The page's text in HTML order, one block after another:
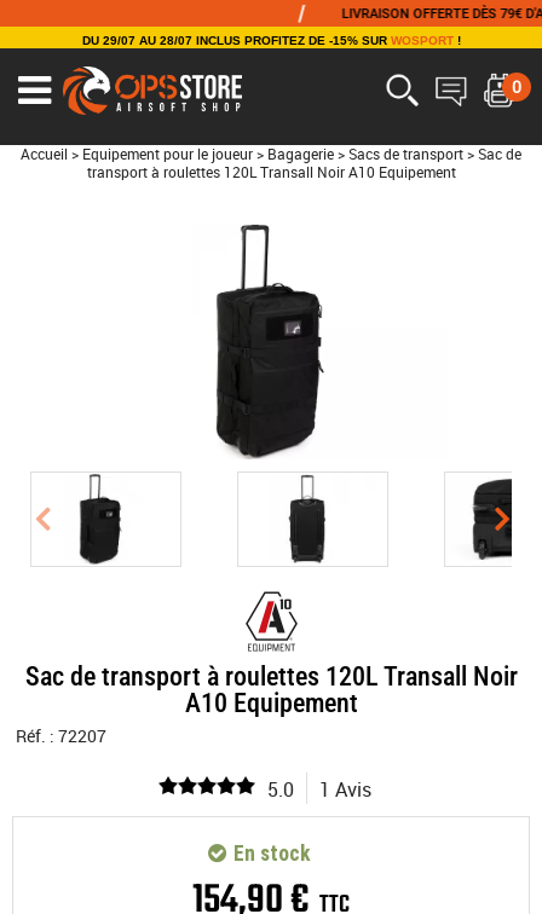
LIVRAISON OFFERTE DÈS 79€
DU 29/07 AU 28/07 INCLUS PROFITEZ DE -15% SUR WOSPORT!
0
Accueil > Equipement pour le joueur > Bagagerie > Sacs de transport > Sac de
transport à roulettes 120L Transall Noir A10 Equipement
Sac de transport à roulettes 120L Transall Noir
A10 Equipement
Réf. : 72207
5.0 1 Avis
154,90€ TTC
En stock